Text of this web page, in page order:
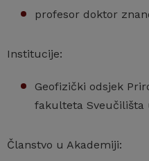
profesor doktor
Institucije:
Geofizički odsjek
fakulteta Sveučilišta
Članstvo u Akademiji: